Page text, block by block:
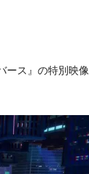
ース』の特別映像